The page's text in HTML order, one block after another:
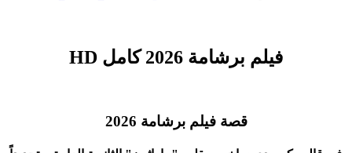
فيلم برشامة 2026 كامل HD
قصة فيلم برشامة 2026